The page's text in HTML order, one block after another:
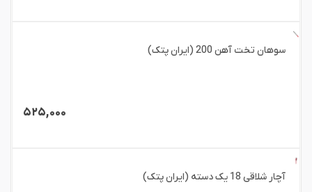
سوهان تخت آهن 200 (ایران پتک)
۵۲۵,۰۰۰
آچار شلاقی 18 یک دسته (ایران پتک)